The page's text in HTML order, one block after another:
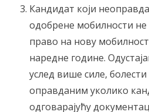
Кандидат који
одобрене мобилности
право на нову
наредне године.
услед више силе, болести
оправданим уколико
одговарајућу